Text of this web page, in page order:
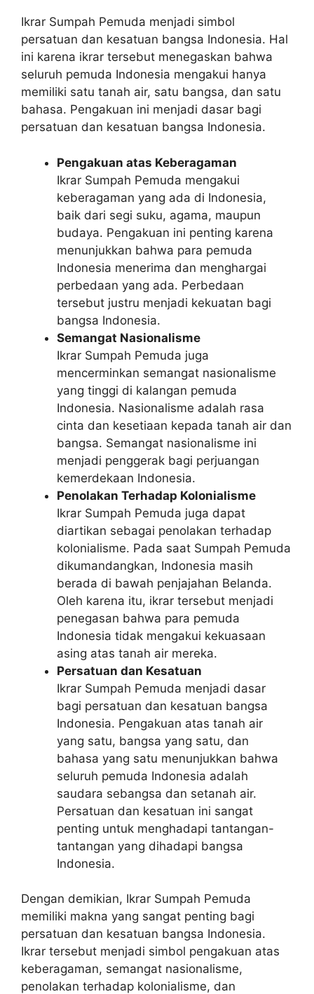
Ikrar Sumpah Pemuda menjadi simbol
persatuan dan kesatuan bangsa Indonesia. Hal
ini karena ikrar tersebut menegaskan bahwa
seluruh pemuda Indonesia mengakui hanya
memiliki satu tanah air, satu bangsa, dan satu
bahasa. Pengakuan ini menjadi dasar bagi
persatuan dan kesatuan bangsa Indonesia.
Pengakuan atas Keberagaman
Ikrar Sumpah Pemuda mengakui
keberagaman yang ada di Indonesia,
baik dari segi suku, agama, maupun
budaya. Pengakuan ini penting karena
menunjukkan bahwa para pemuda
Indonesia menerima dan menghargai
perbedaan yang ada. Perbedaan
tersebut justru menjadi kekuatan bagi
bangsa Indonesia.
Semangat Nasionalisme
Ikrar Sumpah Pemuda juga
mencerminkan semangat nasionalisme
yang tinggi di kalangan pemuda
Indonesia. Nasionalisme adalah rasa
cinta dan kesetiaan kepada tanah air dan
bangsa. Semangat nasionalisme ini
menjadi penggerak bagi perjuangan
kemerdekaan Indonesia.
Penolakan Terhadap Kolonialisme
Ikrar Sumpah Pemuda juga dapat
diartikan sebagai penolakan terhadap
kolonialisme. Pada saat Sumpah Pemuda
dikumandangkan, Indonesia masih
berada di bawah penjajahan Belanda.
Oleh karena itu, ikrar tersebut menjadi
penegasan bahwa para pemuda
Indonesia tidak mengakui kekuasaan
asing atas tanah air mereka.
Persatuan dan Kesatuan
Ikrar Sumpah Pemuda menjadi dasar
bagi persatuan dan kesatuan bangsa
Indonesia. Pengakuan atas tanah air
yang satu, bangsa yang satu, dan
bahasa yang satu menunjukkan bahwa
seluruh pemuda Indonesia adalah
saudara sebangsa dan setanah air.
Persatuan dan kesatuan ini sangat
penting untuk menghadapi tantangan-
tantangan yang dihadapi bangsa
Indonesia.
Dengan demikian, Ikrar Sumpah Pemuda
memiliki makna yang sangat penting bagi
persatuan dan kesatuan bangsa Indonesia.
Ikrar tersebut menjadi simbol pengakuan atas
keberagaman, semangat nasionalisme,
penolakan terhadap kolonialisme, dan